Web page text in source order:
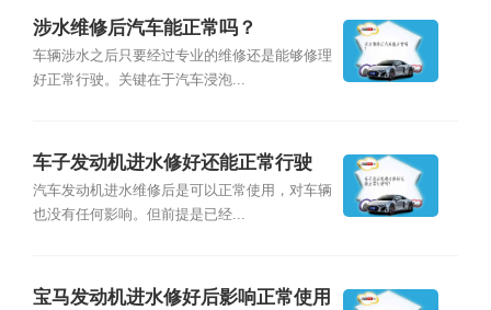
涉水维修后汽车能正常吗？
车辆涉水之后只要经过专业的维修还是能够修理
好正常行驶。关键在于汽车浸泡...
车子发动机进水修好还能正常行驶
吗？
汽车发动机进水维修后是可以正常使用，对车辆
也没有任何影响。但前提是已经...
宝马发动机进水修好后影响正常使用